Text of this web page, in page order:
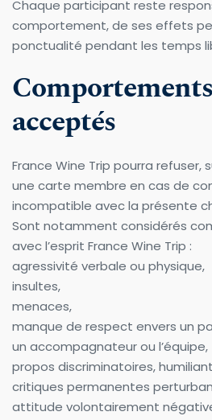
Chaque participant reste
comportement, de ses effets
ponctualité pendant les temps
acceptés
France Wine Trip pourra refuser,
une carte membre en cas de
incompatible avec la présente
Sont notamment considérés
avec l’esprit France Wine Trip :
agressivité verbale ou physique,
insultes,
menaces,
manque de respect envers un
un accompagnateur ou l’équipe,
propos discriminatoires,
critiques permanentes
attitude volontairement